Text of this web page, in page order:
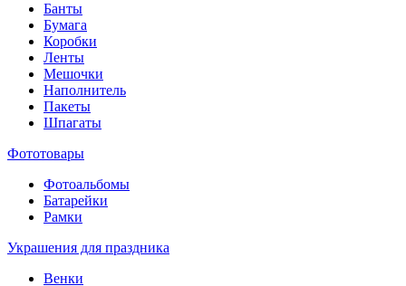
Банты
Бумага
Коробки
Ленты
Мешочки
Наполнитель
Пакеты
Шпагаты
Фототовары
Фотоальбомы
Батарейки
Рамки
Украшения для праздника
Венки